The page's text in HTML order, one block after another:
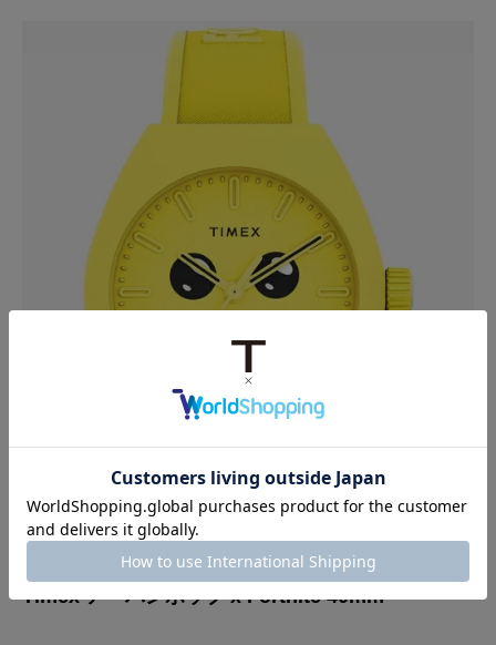
Timex アーバンポップ x Fortnite 40mm